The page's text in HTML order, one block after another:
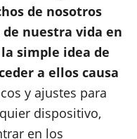
de nosotros
nuestra vida en
simple idea de
a ellos causa
y ajustes para
dispositivo,
en los